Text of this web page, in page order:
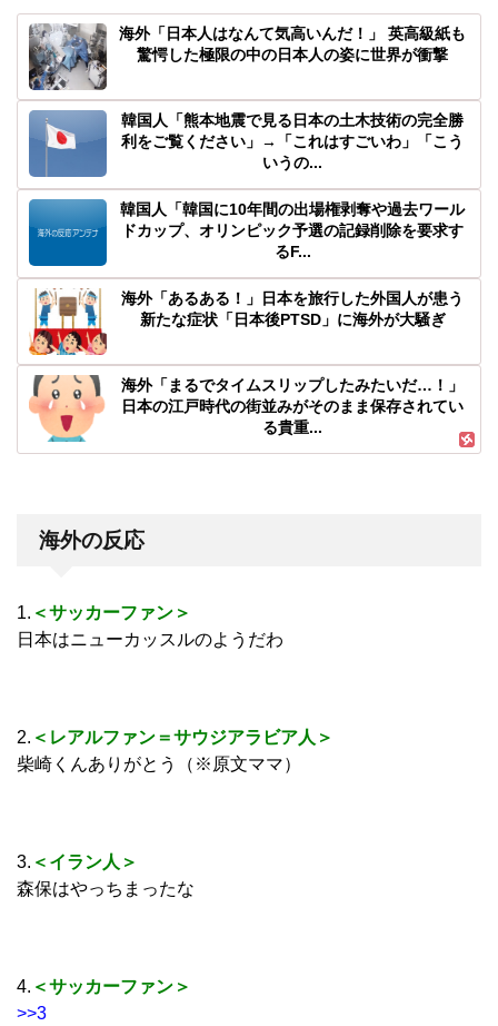
海外「日本人はなんて気高いんだ！」 英高級紙も
驚愕した極限の中の日本人の姿に世界が衝撃
韓国人「熊本地震で見る日本の土木技術の完全勝
利をご覧ください」→「これはすごいわ」「こう
いうの...
韓国人「韓国に10年間の出場権剥奪や過去ワール
ドカップ、オリンピック予選の記録削除を要求す
るF...
海外「あるある！」日本を旅行した外国人が患う
新たな症状「日本後PTSD」に海外が大騒ぎ
海外「まるでタイムスリップしたみたいだ…！」
日本の江戸時代の街並みがそのまま保存されてい
る貴重...
海外の反応
1. ＜サッカーファン＞
日本はニューカッスルのようだわ
2. ＜レアルファン＝サウジアラビア人＞
柴崎くんありがとう（※原文ママ）
3. ＜イラン人＞
森保はやっちまったな
4. ＜サッカーファン＞
>>3